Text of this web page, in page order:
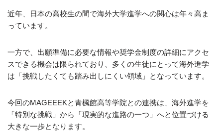
近年、日本の高校生の間で海外大学進学への関心は年々高ま
っています。
一方で、出願準備に必要な情報や奨学金制度の詳細にアクセ
スできる機会は限られており、多くの生徒にとって海外進学
は「挑戦したくても踏み出しにくい領域」となっています。
今回のMAGEEEKと青楓館高等学院との連携は、海外進学を
「特別な挑戦」から「現実的な進路の一つ」へと位置づける
大きな一歩となります。